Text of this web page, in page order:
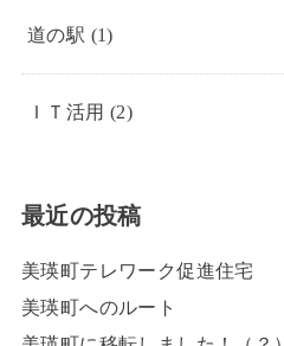
道の駅 (1)
ＩＴ活用 (2)
最近の投稿
美瑛町テレワーク促進住宅
美瑛町へのルート